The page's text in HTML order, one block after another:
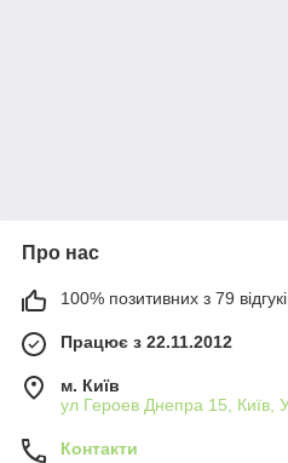
Про нас
100% позитивних з 79
Працює з 22.11.2012
м. Київ
ул Героев Днепра 15, Київ,
Контакти